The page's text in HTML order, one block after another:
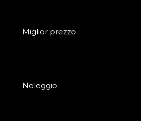
Miglior prezzo
Noleggio